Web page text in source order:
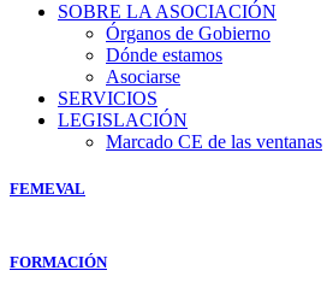
SOBRE LA ASOCIACIÓN
Órganos de Gobierno
Dónde estamos
Asociarse
SERVICIOS
LEGISLACIÓN
Marcado CE de las ventanas
FEMEVAL
FORMACIÓN